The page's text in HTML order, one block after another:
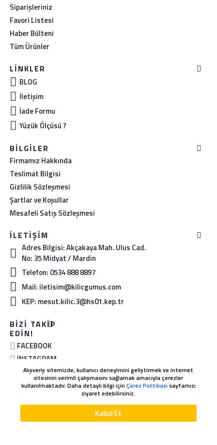
HEMEN SATIN AL
Siparişleriniz
Favori Listesi
Haber Bülteni
Tüm Ürünler
LINKLER
BLOG
İletişim
İade Formu
Yüzük Ölçüsü ?
BILGILER
Firmamız Hakkında
Teslimat Bilgisi
Gizlilik Sözleşmesi
Şartlar ve Koşullar
Mesafeli Satış Sözleşmesi
İLETIŞIM
Adres Bilgisi: Akçakaya Mah. Ulus Cad.
No: 35 Midyat / Mardin
Telefon: 0534 888 8897
Mail: iletisim@kilicgumus.com
KEP: mesut.kilic.3@hs01.kep.tr
BIZI TAKIP
EDIN!
FACEBOOK
İNSTAGRAM
YOUTUBE
Alışveriş sitemizde, kullanıcı deneyimini geliştirmek ve internet
sitesinin verimli çalışmasını sağlamak amacıyla çerezler
kullanılmaktadır. Daha detaylı bilgi için Çerez Politikası sayfamızı
ziyaret edebilirsiniz.
Kabul Et